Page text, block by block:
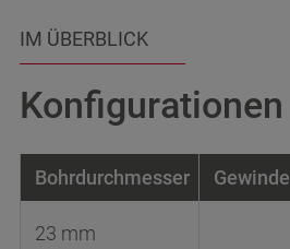
IM ÜBERBLICK
Konfigurationen
Bohrdurchmesser
23 mm